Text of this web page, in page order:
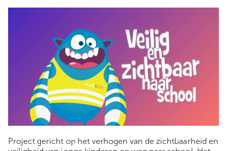
Project gericht op het verhogen van de zichtbaarheid en